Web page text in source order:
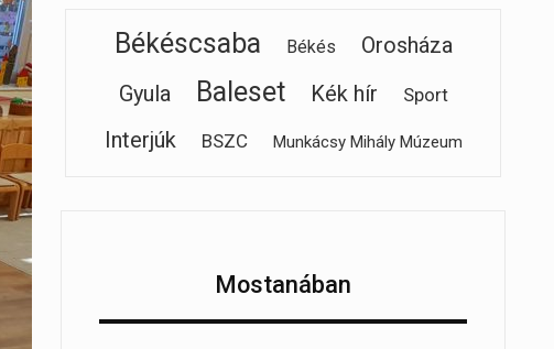
Békéscsaba Békés
Orosháza
Gyula
Baleset Kék hír Sport
Interjúk BSZC Munkácsy Mihály Múzeum
Mostanában